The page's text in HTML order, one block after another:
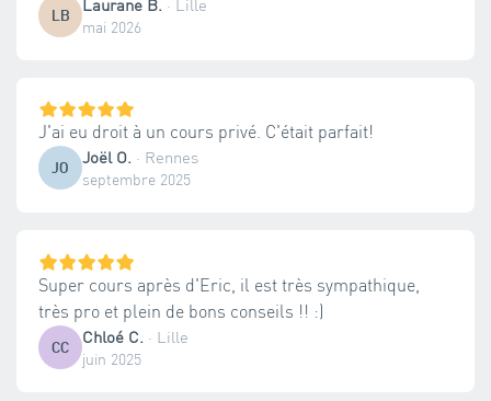
LB
mai 2026
J'ai eu droit à un cours privé. C'était parfait!
JO Joël O. · Rennes
septembre 2025
Super cours après d'Eric, il est très sympathique,
très pro et plein de bons conseils !! :)
CC Chloé C. · Lille
juin 2025